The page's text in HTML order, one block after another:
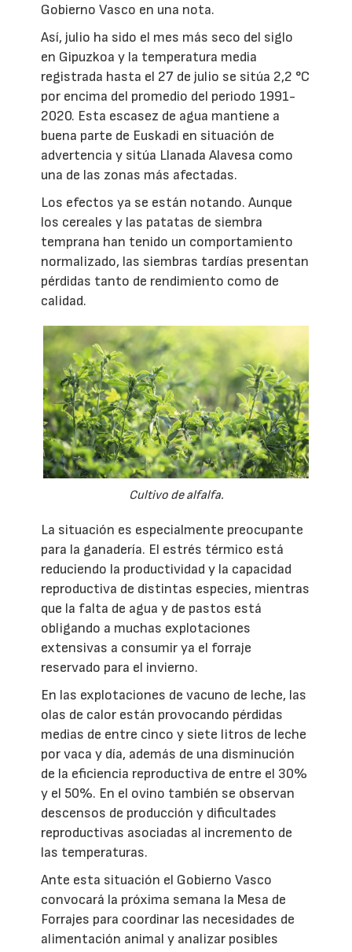
Gobierno Vasco en una nota.
Así, julio ha sido el mes más seco del siglo
en Gipuzkoa y la temperatura media
registrada hasta el 27 de julio se sitúa 2,2 °C
por encima del promedio del periodo 1991-
2020. Esta escasez de agua mantiene a
buena parte de Euskadi en situación de
advertencia y sitúa Llanada Alavesa como
una de las zonas más afectadas.
Los efectos ya se están notando. Aunque
los cereales y las patatas de siembra
temprana han tenido un comportamiento
normalizado, las siembras tardías presentan
pérdidas tanto de rendimiento como de
calidad.
Cultivo de alfalfa.
La situación es especialmente preocupante
para la ganadería. El estrés térmico está
reduciendo la productividad y la capacidad
reproductiva de distintas especies, mientras
que la falta de agua y de pastos está
obligando a muchas explotaciones
extensivas a consumir ya el forraje
reservado para el invierno.
En las explotaciones de vacuno de leche, las
olas de calor están provocando pérdidas
medias de entre cinco y siete litros de leche
por vaca y día, además de una disminución
de la eficiencia reproductiva de entre el 30%
y el 50%. En el ovino también se observan
descensos de producción y dificultades
reproductivas asociadas al incremento de
las temperaturas.
Ante esta situación el Gobierno Vasco
convocará la próxima semana la Mesa de
Forrajes para coordinar las necesidades de
alimentación animal y analizar posibles